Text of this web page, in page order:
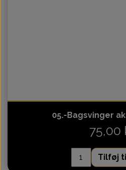
05.-Bagsvinger
75,00
Tilføj